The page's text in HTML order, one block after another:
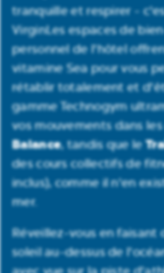
tranquille et respirer -
VirginLes espaces de
personnel de l'hôtel
vitamine Sea pour vous
rétablir totalement et
gamme Technogym
vos mouvements dans
Balance, tandis que le
des cours collectifs de
inclus), comme il n'en
mer.
Réveillez-vous en faisant
soleil au-dessus de